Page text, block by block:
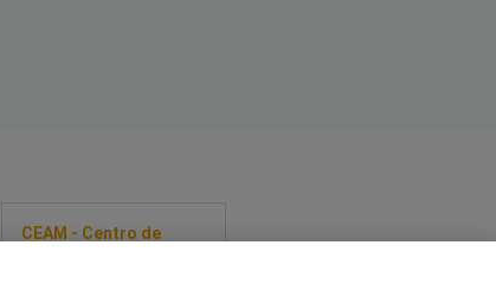
CEAM - Centro de